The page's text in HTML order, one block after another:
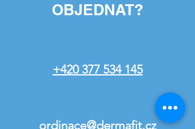
OBJEDNAT?
+420 377 534 145
ordinace@dermafit.cz